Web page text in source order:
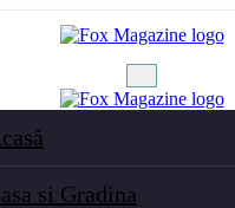
si Gradina
a crea iluzia de spațiu într-o
a crea iluzia
mică